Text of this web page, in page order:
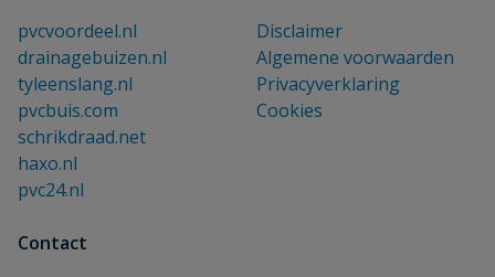
pvcvoordeel.nl
drainagebuizen.nl
tyleenslang.nl
pvcbuis.com
schrikdraad.net
haxo.nl
pvc24.nl
Disclaimer
Algemene voorwaarden
Privacyverklaring
Cookies
Contact